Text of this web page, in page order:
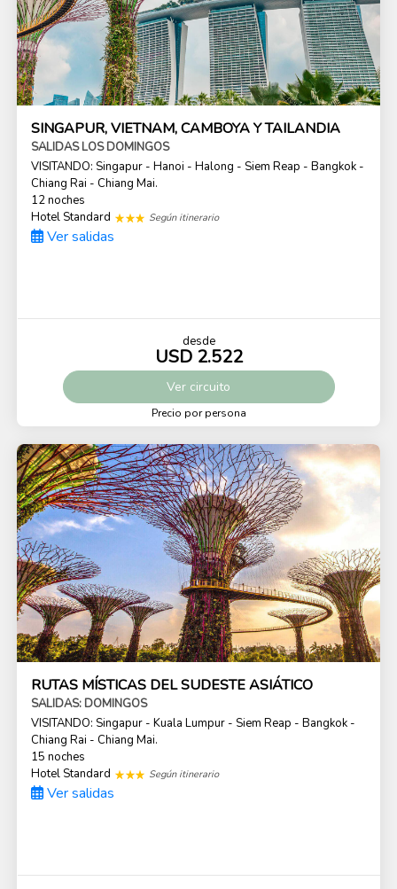
SINGAPUR, VIETNAM, CAMBOYA Y TAILANDIA
SALIDAS LOS DOMINGOS
VISITANDO: Singapur - Hanoi - Halong - Siem Reap - Bangkok -
Chiang Rai - Chiang Mai.
12 noches
Hotel Standard
Según itinerario
Ver salidas
desde
USD 2.522
Ver circuito
Precio por persona
RUTAS MÍSTICAS DEL SUDESTE ASIÁTICO
SALIDAS: DOMINGOS
VISITANDO: Singapur - Kuala Lumpur - Siem Reap - Bangkok -
Chiang Rai - Chiang Mai.
15 noches
Hotel Standard
Según itinerario
Ver salidas